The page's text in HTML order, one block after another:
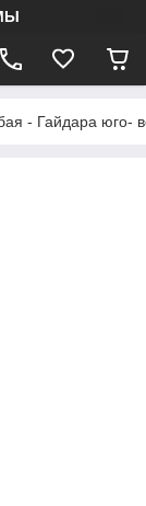
- Гайдара юго-